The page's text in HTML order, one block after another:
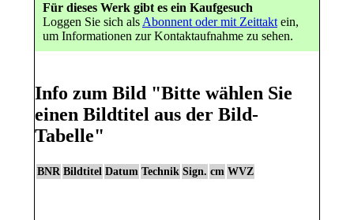
Für dieses Werk gibt es ein Kaufgesuch
Loggen Sie sich als Abonnent oder mit Zeittakt ein,
um Informationen zur Kontaktaufnahme zu sehen.
Info zum Bild "Bitte wählen Sie
einen Bildtitel aus der Bild-
Tabelle"
BNR Bildtitel Datum Technik Sign. cm WVZ